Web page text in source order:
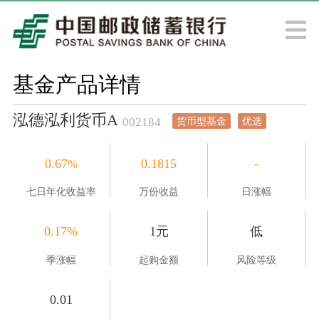
基金产品详情
泓德泓利货币A 002184 货币型基金 优选
0.67%
七日年化收益率
0.1815
万份收益
-
日涨幅
0.17%
季涨幅
1元
起购金额
低
风险等级
0.01